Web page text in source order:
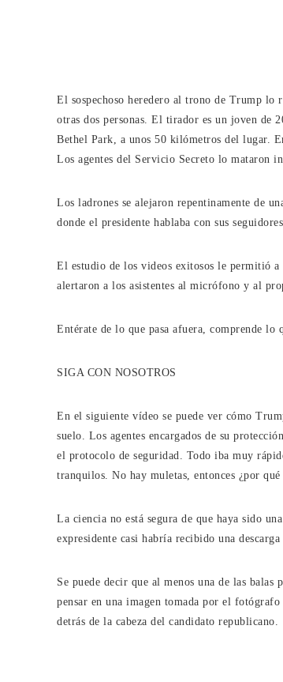
El sospechoso heredero al trono de Trump lo
otras dos personas. El tirador es un joven de
Bethel Park, a unos 50 kilómetros del lugar.
Los agentes del Servicio Secreto lo mataron
Los ladrones se alejaron repentinamente de
donde el presidente hablaba con sus
El estudio de los videos exitosos le permitió
alertaron a los asistentes al micrófono y al
Entérate de lo que pasa afuera, comprende lo
SIGA CON NOSOTROS
En el siguiente vídeo se puede ver cómo
suelo. Los agentes encargados de su
el protocolo de seguridad. Todo iba muy
tranquilos. No hay muletas, entonces ¿por
La ciencia no está segura de que haya sido
expresidente casi habría recibido una
Se puede decir que al menos una de las
pensar en una imagen tomada por el fotógrafo
detrás de la cabeza del candidato republicano.